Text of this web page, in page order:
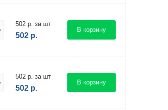
502 р. за шт
502 р.
В корзину
502 р. за шт
502 р.
В корзину